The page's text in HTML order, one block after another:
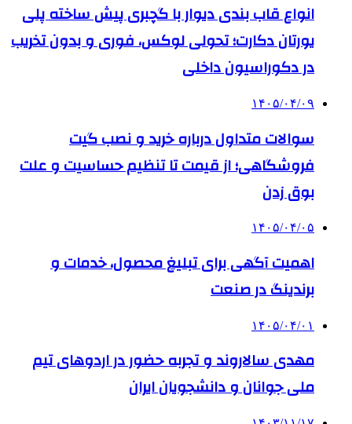
انواع قاب بندی دیوار با گچبری پیش ساخته پلی
یورتان دکارت؛ تحولی لوکس، فوری و بدون تخریب
در دکوراسیون داخلی
۱۴۰۵/۰۴/۰۹
سوالات متداول درباره خرید و نصب گیت
فروشگاهی؛ از قیمت تا تنظیم حساسیت و علت
بوق زدن
۱۴۰۵/۰۴/۰۵
اهمیت آگهی برای تبلیغ محصول، خدمات و
برندینگ در صنعت
۱۴۰۵/۰۴/۰۱
مهدی سالاروند و تجربه حضور در اردوهای تیم
ملی جوانان و دانشجویان ایران